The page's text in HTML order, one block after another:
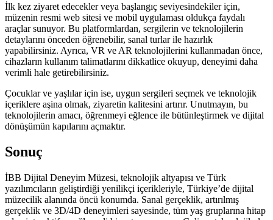
İlk kez ziyaret edecekler veya başlangıç seviyesindekiler için,
müzenin resmi web sitesi ve mobil uygulaması oldukça faydalı
araçlar sunuyor. Bu platformlardan, sergilerin ve teknolojilerin
detaylarını önceden öğrenebilir, sanal turlar ile hazırlık
yapabilirsiniz. Ayrıca, VR ve AR teknolojilerini kullanmadan önce,
cihazların kullanım talimatlarını dikkatlice okuyup, deneyimi daha
verimli hale getirebilirsiniz.
Çocuklar ve yaşlılar için ise, uygun sergileri seçmek ve teknolojik
içeriklere aşina olmak, ziyaretin kalitesini artırır. Unutmayın, bu
teknolojilerin amacı, öğrenmeyi eğlence ile bütünleştirmek ve dijital
dönüşümün kapılarını açmaktır.
Sonuç
İBB Dijital Deneyim Müzesi, teknolojik altyapısı ve Türk
yazılımcıların geliştirdiği yenilikçi içerikleriyle, Türkiye’de dijital
müzecilik alanında öncü konumda. Sanal gerçeklik, artırılmış
gerçeklik ve 3D/4D deneyimleri sayesinde, tüm yaş gruplarına hitap